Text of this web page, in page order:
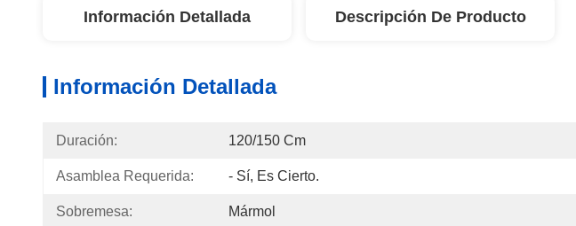
Información Detallada Descripción De Producto
Información Detallada
Duración: 120/150 Cm
Asamblea Requerida: - Sí, Es Cierto.
Sobremesa: Mármol